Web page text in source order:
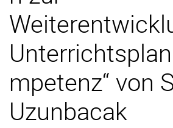
Aktuelles
Termine
mpetenz“ von
Uzunbacak